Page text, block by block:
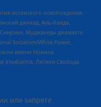
исламского освобождения,
джихад, Аль-Каида,
Муджахеды джамаата
Socialism/White Power,
имени Номана
Улыбается, Легион Свобода
или запрете